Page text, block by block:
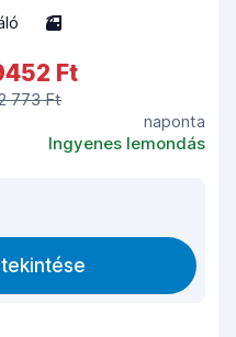
3
Ft
773 Ft
naponta
Ingyenes lemondás